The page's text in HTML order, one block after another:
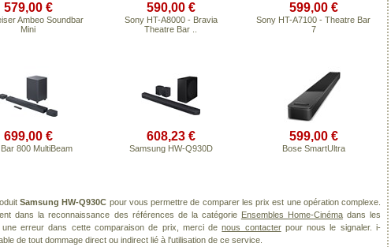
579,00 €
Ambeo Soundbar
Mini
590,00 €
Sony HT-A8000 - Bravia
Theatre Bar ..
599,00 €
Sony HT-A7100 - Theatre Bar
7
699,00 €
800 MultiBeam
608,23 €
Samsung HW-Q930D
599,00 €
Bose SmartUltra
Samsung HW-Q930C pour vous permettre de comparer les prix est une opération complexe.
dans la reconnaissance des références de la catégorie Ensembles Home-Cinémadans les
erreur dans cette comparaison de prix, merci denous contacterpour nous le signaler. i-
de tout dommage direct ou indirect lié à l'utilisation de ce service.